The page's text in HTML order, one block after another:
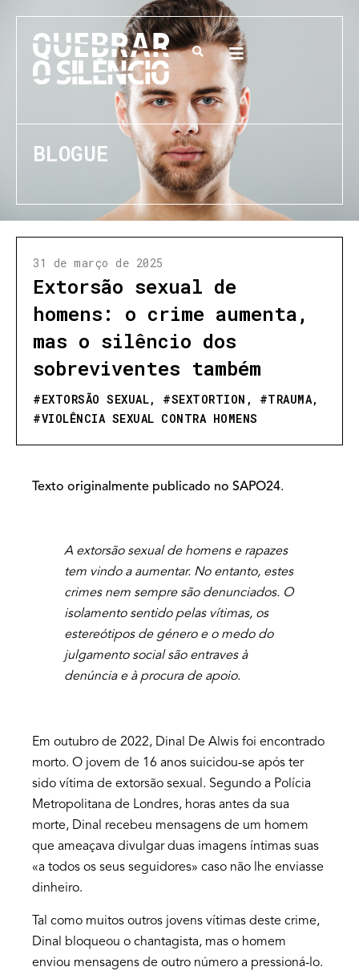
BLOGUE
31 de março de 2025
Extorsão sexual de
homens: o crime aumenta,
mas o silêncio dos
sobreviventes também
#EXTORSÃO SEXUAL, #SEXTORTION , #TRAUMA,
#VIOLÊNCIA SEXUAL CONTRA HOMENS
Texto originalmente publicado no SAPO24.
A extorsão sexual de homens e rapazes
tem vindo a aumentar. No entanto, estes
crimes nem sempre são denunciados. O
isolamento sentido pelas vítimas, os
estereótipos de género e o medo do
julgamento social são entraves à
denúncia e à procura de apoio.
Em outubro de 2022, Dinal De Alwis foi encontrado
morto. O jovem de 16 anos suicidou-se após ter
sido vítima de extorsão sexual. Segundo a Polícia
Metropolitana de Londres, horas antes da sua
morte, Dinal recebeu mensagens de um homem
que ameaçava divulgar duas imagens íntimas suas
«a todos os seus seguidores» caso não lhe enviasse
dinheiro.
Tal como muitos outros jovens vítimas deste crime,
Dinal bloqueou o chantagista, mas o homem
enviou mensagens de outro número a pressioná-lo.